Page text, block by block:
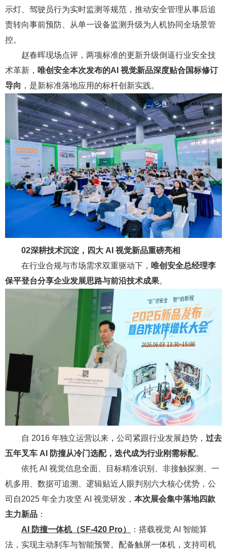
示灯、驾驶员行为实时监测等规范，推动安全管理从事后追
责转向事前预防、从单一设备监测升级为人机协同全场景管
控。
赵春晖现场点评，两项标准的更新升级倒逼行业安全技
术革新， 唯创安全本次发布的AI 视觉新品深度贴合国标修订
导向 ，是新标准落地应用的标杆创新实践。
02深耕技术沉淀，四大 AI 视觉新品重磅亮相
在行业合规与市场需求双重驱动下， 唯创安全总经理李
保平登台分享企业发展思路与前沿技术成果。
自 2016 年独立运营以来，公司紧跟行业发展趋势， 过去
五年叉车 AI 防撞从冷门选配，迭代成为行业刚需标配。
依托 AI 视觉信息全面、目标精准识别、非接触探测、一
机多用、数据可追溯、逻辑贴近人眼判别六大核心优势，公
司自2025 年全力攻坚 AI 视觉研发， 本次展会集中落地四款
主力新品 ：
AI 防撞一体机（SF-420 Pro）
：搭载视觉 AI 智能算
法，实现主动刹车与智能预警。配备触屏一体机，支持司机